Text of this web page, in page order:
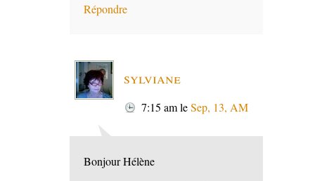
Répondre
sylviane
7:15 amleSep, 13, AM
Bonjour Hélène